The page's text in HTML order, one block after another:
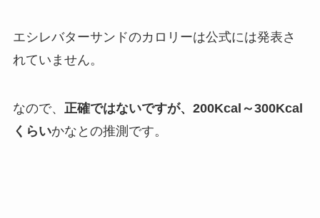
エシレバターサンドのカロリーは公式には発表さ
れていません。
なので、 正確ではないですが、200Kcal～300Kcal
くらいかなとの推測です。